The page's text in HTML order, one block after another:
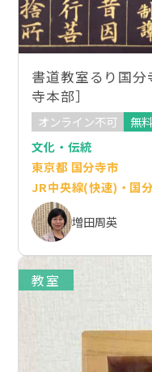
書道教室るり国
寺本部］
オンライン不可
無
文化・伝統
東京都 国分寺市
JR中央線(快速)・国
増田周英
教室